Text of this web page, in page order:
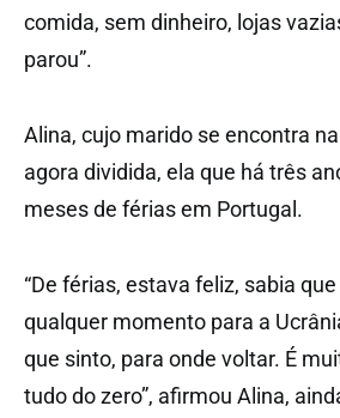
comida, sem dinheiro, lojas
parou”.
Alina, cujo marido se encontra
agora dividida, ela que há três
meses de férias em Portugal.
“De férias, estava feliz, sabia
qualquer momento para a
que sinto, para onde voltar. É
tudo do zero”, afirmou Alina,